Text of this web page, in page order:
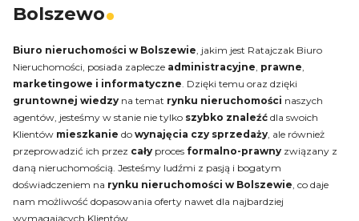
Bolszewo
Biuro nieruchomości w Bolszewie , jakim jest Ratajczak Biuro
Nieruchomości, posiada zaplecze administracyjne prawne
marketingowe i informatyczne . Dzięki temu oraz dzięki
gruntownej wiedzy na temat rynku nieruchomości naszych
agentów, jesteśmy w stanie nie tylko szybko znaleźć dla swoich
Klientów mieszkanie do wynajęcia czy sprzedaży , ale również
przeprowadzić ich przez cały proces formalno-prawny związany z
daną nieruchomością. Jesteśmy ludźmi z pasją i bogatym
doświadczeniem na rynku nieruchomości w Bolszewie , co daje
nam możliwość dopasowania oferty nawet dla najbardziej
wymagających Klientów.